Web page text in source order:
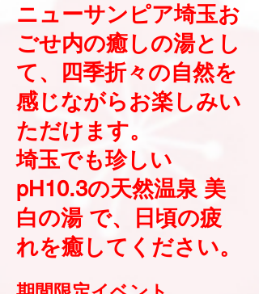
ニューサンピア埼玉お
ごせ内の癒しの湯とし
て、四季折々の自然を
感じながらお楽しみい
ただけます。
埼玉でも珍しい
pH10.3の天然温泉 美
白の湯 で、日頃の疲
れを癒してください。